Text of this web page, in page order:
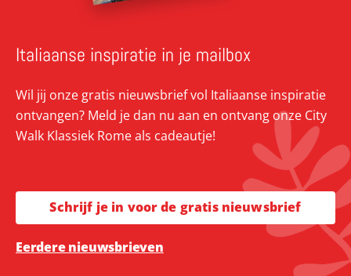
Italiaanse inspiratie in je mailbox
Wil jij onze gratis nieuwsbrief vol Italiaanse inspiratie
ontvangen? Meld je dan nu aan en ontvang onze City
Walk Klassiek Rome als cadeautje!
Schrijf je in voor de gratis nieuwsbrief
Eerdere nieuwsbrieven